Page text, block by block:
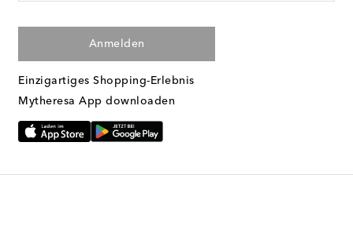
Anmelden
Einzigartiges Shopping-Erlebnis
Mytheresa App downloaden